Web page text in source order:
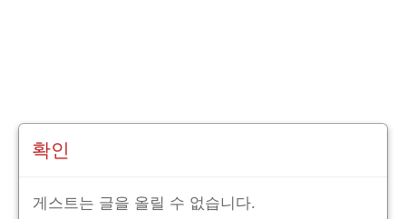
확인
게스트는 글을 올릴 수 없습니다.